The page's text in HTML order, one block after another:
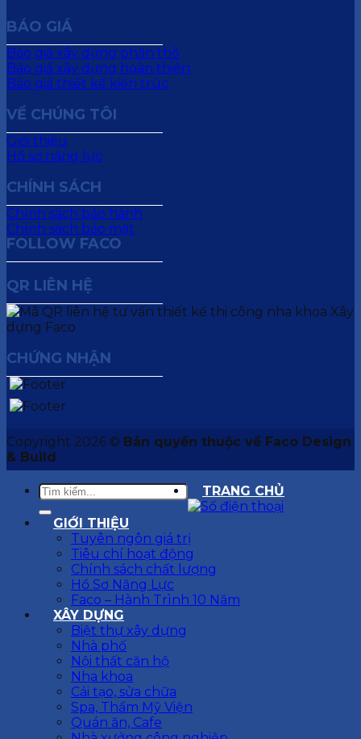
BÁO GIÁ
Báo giá xây dựng phần thô
Báo giá xây dựng hoàn thiện
Báo giá thiết kế kiến trúc
VỀ CHÚNG TÔI
Giới thiệu
Hồ sơ năng lực
CHÍNH SÁCH
Chính sách bảo hành
Chính sách bảo mật
FOLLOW FACO
QR LIÊN HỆ
CHỨNG NHẬN
Copyright 2026 © Bản quyền thuộc về Faco Design
& Build
TRANG CHỦ
GIỚI THIỆU
Tuyên ngôn giá trị
Tiêu chí hoạt động
Chính sách chất lượng
Hồ Sơ Năng Lực
Faco – Hành Trình 10 Năm
XÂY DỰNG
Biệt thự xây dựng
Nhà phố
Nội thất căn hộ
Nha khoa
Cải tạo, sửa chữa
Spa, Thẩm Mỹ Viện
Quán ăn, Cafe